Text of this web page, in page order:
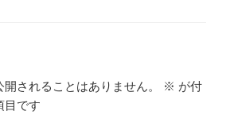
されることはありません。 ※ が付
目です